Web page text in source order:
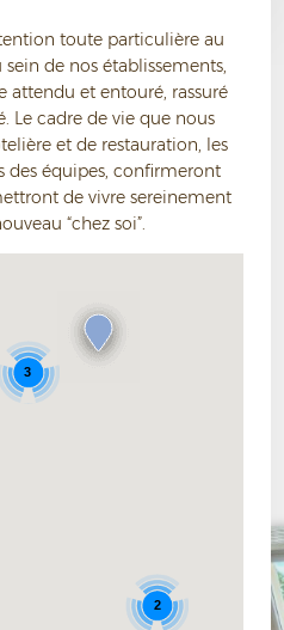
toute particulière au
de nos établissements,
attendu et entouré, rassuré
Le cadre de vie que nous
et de restauration, les
des équipes, confirmeront
de vivre sereinement
“chez soi”.
2
3